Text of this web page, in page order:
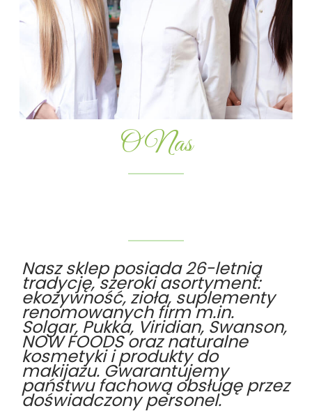
O Nas
Nasz sklep posiada 26-letnią
tradycję, szeroki asortyment:
ekożywność, zioła, suplementy
renomowanych firm m.in.
Solgar, Pukka, Viridian, Swanson,
NOW FOODS oraz naturalne
kosmetyki i produkty do
makijażu. Gwarantujemy
państwu fachową obsługę przez
doświadczony personel.